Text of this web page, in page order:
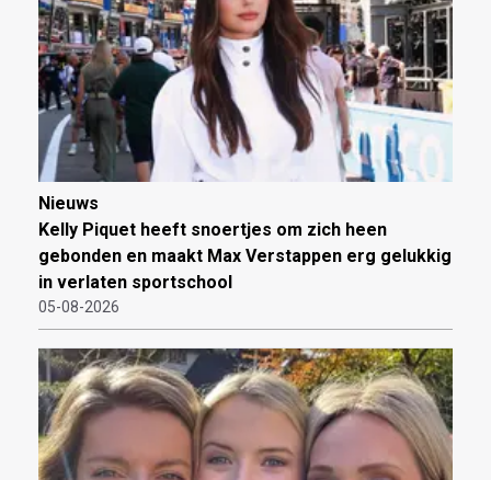
Nieuws
Kelly Piquet heeft snoertjes om zich heen
gebonden en maakt Max Verstappen erg gelukkig
in verlaten sportschool
05-08-2026